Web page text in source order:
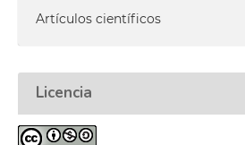
Artículos científicos
Licencia